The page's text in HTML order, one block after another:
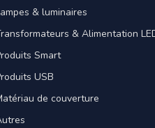
& luminaires
& Alimentation
Smart
USB
de couverture